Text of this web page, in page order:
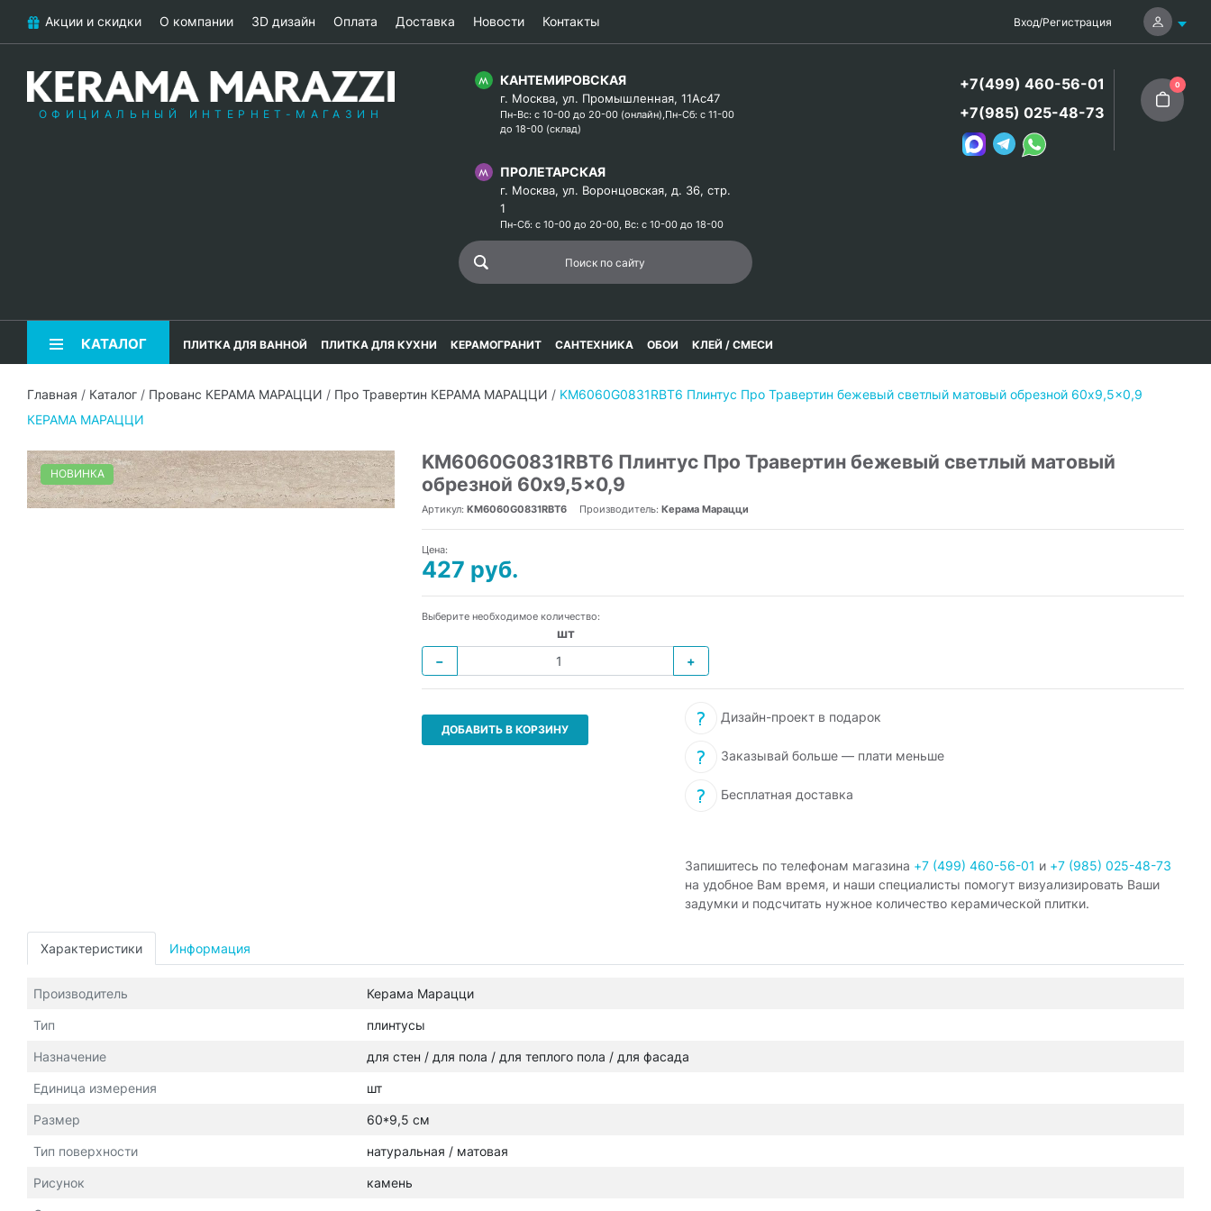
Акции и скидки О компании 3D дизайн Оплата Доставка Новости Контакты Вход/Регистрация
ОФИЦИАЛЬНЫЙ ИНТЕРНЕТ-МАГАЗИН
КАНТЕМИРОВСКАЯ
г. Москва, ул. Промышленная, 11Ас47
Пн-Вс: с 10-00 до 20-00 (онлайн),Пн-Сб: с 11-00
до 18-00 (склад)
ПРОЛЕТАРСКАЯ
г. Москва, ул. Воронцовская, д. 36, стр.
1
Пн-Сб: с 10-00 до 20-00, Вс: с 10-00 до 18-00
+7(499) 460-56-01
+7(985) 025-48-73
0
КАТАЛОГ ПЛИТКА ДЛЯ ВАННОЙ ПЛИТКА ДЛЯ КУХНИ КЕРАМОГРАНИТ САНТЕХНИКА ОБОИ КЛЕЙ / СМЕСИ
Главная / Каталог / Прованс КЕРАМА МАРАЦЦИ / Про Травертин КЕРАМА МАРАЦЦИ / KM6060G0831RBT6 Плинтус Про Травертин бежевый светлый матовый обрезной 60x9,5x0,9
КЕРАМА МАРАЦЦИ
НОВИНКА
KM6060G0831RBT6 Плинтус Про Травертин бежевый светлый матовый
обрезной 60x9,5x0,9
Артикул: KM6060G0831RBT6 Производитель: Керама Марацци
Цена:
427 руб.
Выберите необходимое количество:
шт
−
+
ДОБАВИТЬ В КОРЗИНУ
Дизайн-проект в подарок
Заказывай больше — плати меньше
Бесплатная доставка
Запишитесь по телефонам магазина +7 (499) 460-56-01 и +7 (985) 025-48-73
на удобное Вам время, и наши специалисты помогут визуализировать Ваши
задумки и подсчитать нужное количество керамической плитки.
Характеристики Информация
Производитель Керама Марацци
Тип плинтусы
Назначение для стен / для пола / для теплого пола / для фасада
Единица измерения шт
Размер 60*9,5 см
Тип поверхности натуральная / матовая
Рисунок камень